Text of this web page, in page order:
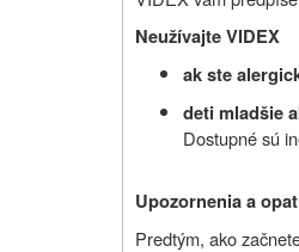
Neužívajte VIDEX
ak ste
deti mladšie
Dostupné sú
Upozornenia a
Predtým, ako